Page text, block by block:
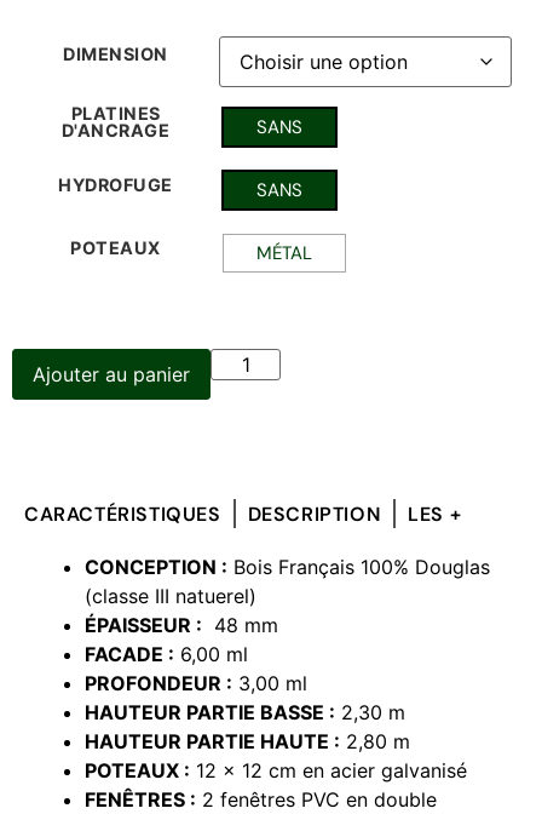
DIMENSION
PLATINES
D'ANCRAGE
SANS
HYDROFUGE SANS
POTEAUX MÉTAL
Ajouter au panier
CARACTÉRISTIQUES DESCRIPTION LES +
CONCEPTION : Bois Français 100% Douglas
(classe III natuerel)
ÉPAISSEUR : 48 mm
FACADE : 6,00 ml
PROFONDEUR : 3,00 ml
HAUTEUR PARTIE BASSE : 2,30 m
HAUTEUR PARTIE HAUTE : 2,80 m
POTEAUX : 12 x 12 cm en acier galvanisé
FENÊTRES : 2 fenêtres PVC en double